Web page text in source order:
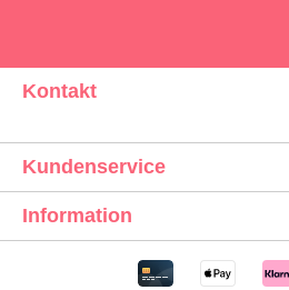
Kontakt
Kundenservice
Information